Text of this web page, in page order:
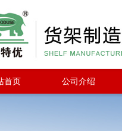
首页 公司介绍